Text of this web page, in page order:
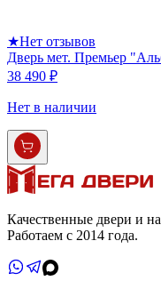
★Нет отзывов
Дверь мет. Премьер
38 490 ₽
Нет в наличии
Качественные двери и
Работаем с 2014 года.